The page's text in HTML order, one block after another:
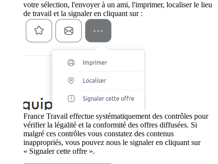
votre sélection, l'envoyer à un ami, l'imprimer, localiser le lieu
de travail et la signaler en cliquant sur :
France Travail effectue systématiquement des contrôles pour
vérifier la légalité et la conformité des offres diffusées. Si
malgré ces contrôles vous constatez des contenus
inappropriés, vous pouvez nous le signaler en cliquant sur
« Signaler cette offre ».